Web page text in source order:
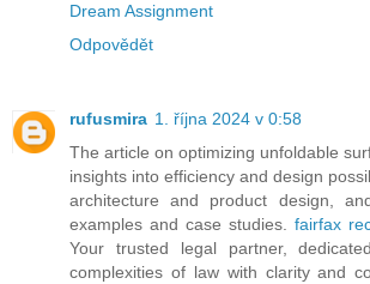
Dream Assignment
Odpovědět
rufusmira 1. října 2024 v 0:58
The article on optimizing unfoldable
insights into efficiency and design
architecture and product design,
examples and case studies. fairfax
Your trusted legal partner,
complexities of law with clarity and